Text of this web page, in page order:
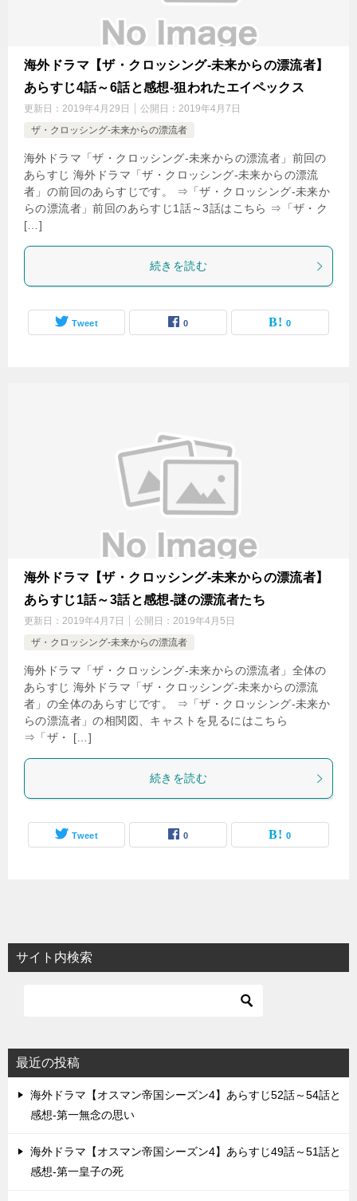
海外ドラマ【ザ・クロッシング-未来からの漂流者】
あらすじ4話～6話と感想-狙われたエイペックス
更新日： 2019年4月29日 公開日： 2019年4月7日
ザ・クロッシング-未来からの漂流者
海外ドラマ「ザ・クロッシング-未来からの漂流者」前回の
あらすじ 海外ドラマ「ザ・クロッシング-未来からの漂流
者」の前回のあらすじです。 ⇒「ザ・クロッシング-未来か
らの漂流者」前回のあらすじ1話～3話はこちら ⇒「ザ・ク
[…]
続きを読む
Tweet 0 0
海外ドラマ【ザ・クロッシング-未来からの漂流者】
あらすじ1話～3話と感想-謎の漂流者たち
更新日： 2019年4月7日 公開日： 2019年4月5日
ザ・クロッシング-未来からの漂流者
海外ドラマ「ザ・クロッシング-未来からの漂流者」全体の
あらすじ 海外ドラマ「ザ・クロッシング-未来からの漂流
者」の全体のあらすじです。 ⇒「ザ・クロッシング-未来か
らの漂流者」の相関図、キャストを見るにはこちら
⇒「ザ・ […]
続きを読む
Tweet 0 0
サイト内検索
最近の投稿
海外ドラマ【オスマン帝国シーズン4】あらすじ52話～54話と
感想-第一無念の思い
海外ドラマ【オスマン帝国シーズン4】あらすじ49話～51話と
感想-第一皇子の死